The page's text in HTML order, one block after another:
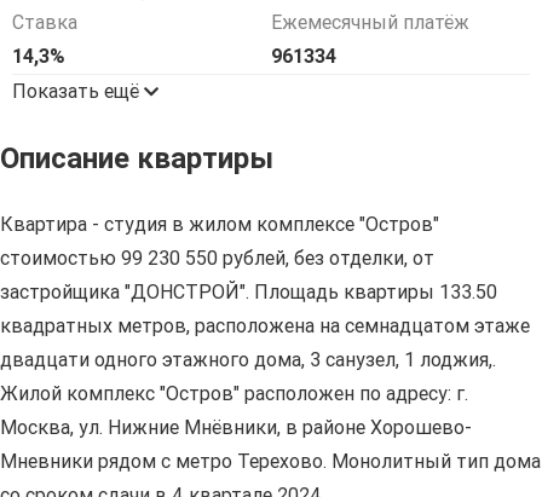
Ставка
14,3%
Ежемесячный платёж
961334
Показать ещё
Описание квартиры
Квартира - студия в жилом комплексе "Остров"
стоимостью 99 230 550 рублей, без отделки, от
застройщика "ДОНСТРОЙ". Площадь квартиры 133.50
квадратных метров, расположена на семнадцатом этаже
двадцати одного этажного дома, 3 санузел, 1 лоджия,.
Жилой комплекс "Остров" расположен по адресу: г.
Москва, ул. Нижние Мнёвники, в районе Хорошево-
Мневники рядом с метро Терехово. Монолитный тип дома